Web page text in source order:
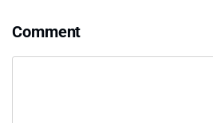
Comment